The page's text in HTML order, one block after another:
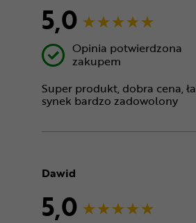
5,0
Opinia potwierdzona
zakupem
Super produkt, dobra cena,
synek bardzo zadowolony
Dawid
5,0